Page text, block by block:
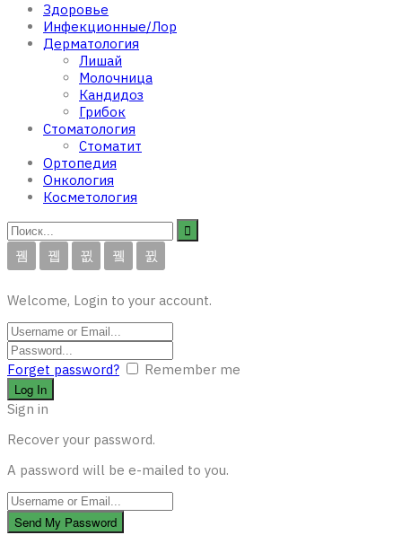
Здоровье
Инфекционные/Лор
Дерматология
Лишай
Молочница
Кандидоз
Грибок
Стоматология
Стоматит
Ортопедия
Онкология
Косметология
Welcome, Login to your account.
Forget password? Remember me
Sign in
Recover your password.
A password will be e-mailed to you.